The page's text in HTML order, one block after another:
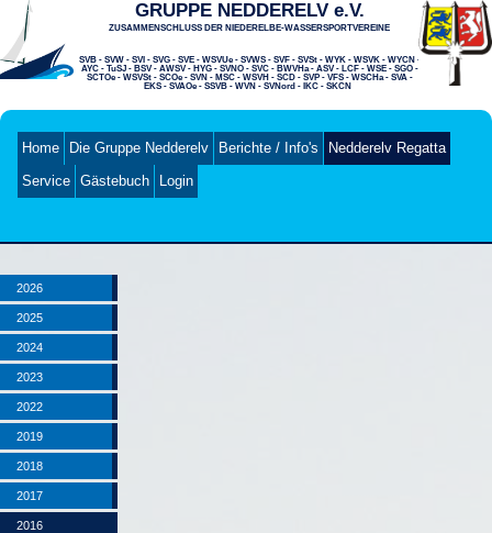
GRUPPE NEDDERELV e.V.
ZUSAMMENSCHLUSS DER NIEDERELBE-WASSERSPORTVEREINE
SVB - SVW - SVI - SVG - SVE - WSVUe - SVWS - SVF - SVSt - WYK - WSVK - WYCN -
AYC - TuSJ - BSV - AWSV - HYG - SVNO - SVC - BWVHa - ASV - LCF - WSE - SGO -
SCTOe - WSVSt - SCOe - SVN - MSC - WSVH - SCD - SVP - VFS - WSCHa - SVA -
EKS - SVAOe - SSVB - WVN - SVNord - IKC - SKCN
Home Die Gruppe Nedderelv Berichte / Info's Nedderelv Regatta
Service Gästebuch Login
2026
2025
2024
2023
2022
2019
2018
2017
2016